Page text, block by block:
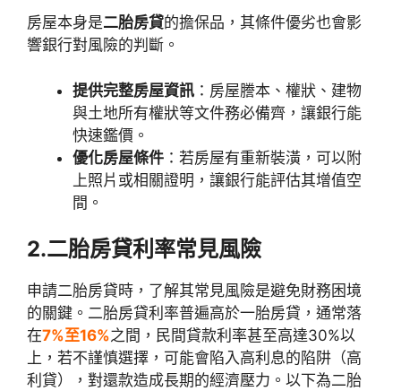
房屋本身是二胎房貸的擔保品，其條件優劣也會影
響銀行對風險的判斷。
提供完整房屋資訊 ：房屋謄本、權狀、建物
與土地所有權狀等文件務必備齊，讓銀行能
快速鑑價。
優化房屋條件 ：若房屋有重新裝潢，可以附
上照片或相關證明，讓銀行能評估其增值空
間。
2.二胎房貸利率常見風險
申請二胎房貸時，了解其常見風險是避免財務困境
的關鍵。二胎房貸利率普遍高於一胎房貸，通常落
在7%至16%之間，民間貸款利率甚至高達30%以
上，若不謹慎選擇，可能會陷入高利息的陷阱（高
利貸），對還款造成長期的經濟壓力。以下為二胎